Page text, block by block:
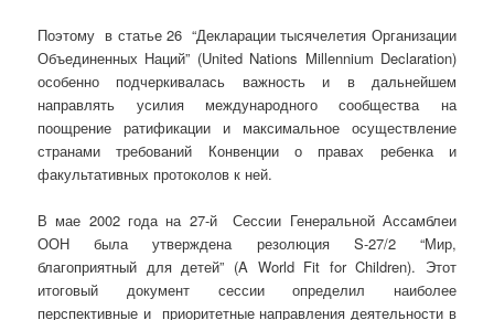
Поэтому в статье 26 “Декларации тысячелетия Организации
Объединенных Наций” (United Nations Millennium Declaration)
особенно подчеркивалась важность и в дальнейшем
направлять усилия международного сообщества на
поощрение ратификации и максимальное осуществление
странами требований Конвенции о правах ребенка и
факультативных протоколов к ней.
В мае 2002 года на 27-й Сессии Генеральной Ассамблеи
ООН была утверждена резолюция S-27/2 “Мир,
благоприятный для детей” (A World Fit for Children). Этот
итоговый документ сессии определил наиболее
перспективные и приоритетные направления деятельности в